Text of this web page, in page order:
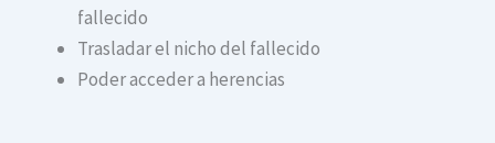
fallecido
Trasladar el nicho del fallecido
Poder acceder a herencias